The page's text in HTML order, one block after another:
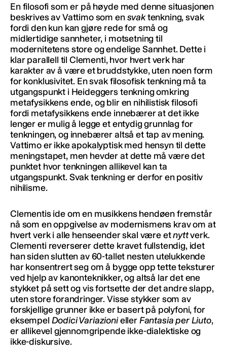
En filosofi som er på høyde med denne situasjonen
beskrives av Vattimo som ensvaktenkning, svak
fordi den kun kan gjøre rede for små og
midlertidige sannheter, i motsetning til
modernitetens store og endelige Sannhet. Dette i
klar parallell til Clementi, hvor hvert verk har
karakter av å være et bruddstykke, uten noen form
for konklusivitet. En svak filosofisk tenkning må ta
utgangspunkt i Heideggers tenkning omkring
metafysikkens ende, og blir en nihilistisk filosofi
fordi metafysikkens ende innebærer at det ikke
lenger er mulig å legge et entydig grunnlag for
tenkningen, og innebærer altså et tap av mening.
Vattimo er ikke apokalyptisk med hensyn til dette
meningstapet, men hevder at dette må være det
punktet hvor tenkningen allikevel kan ta
utgangspunkt. Svak tenkning er derfor en positiv
nihilisme.
Clementis ide om en musikkens hendøen fremstår
nå som en oppgivelse av modernismens krav om at
hvert verk i alle henseender skal være etnyttverk.
Clementi reverserer dette kravet fullstendig, idet
han siden slutten av 60-tallet nesten utelukkende
har konsentrert seg om å bygge opp tette teksturer
ved hjelp av kanonteknikker, og altså lar det ene
stykket på sett og vis fortsette der det andre slapp,
uten store forandringer. Visse stykker som av
forskjellige grunner ikke er basert på polyfoni, for
eksempel Dodici VariazioniellerFantasia per Liuto,
er allikevel gjennomgripende ikke-dialektiske og
ikke-diskursive.